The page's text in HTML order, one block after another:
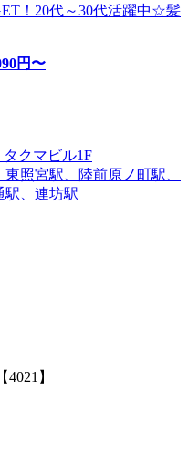
！20代～30代活躍中☆髪
円〜
クマビル1F
照宮駅、陸前原ノ町駅、
駅、連坊駅
】